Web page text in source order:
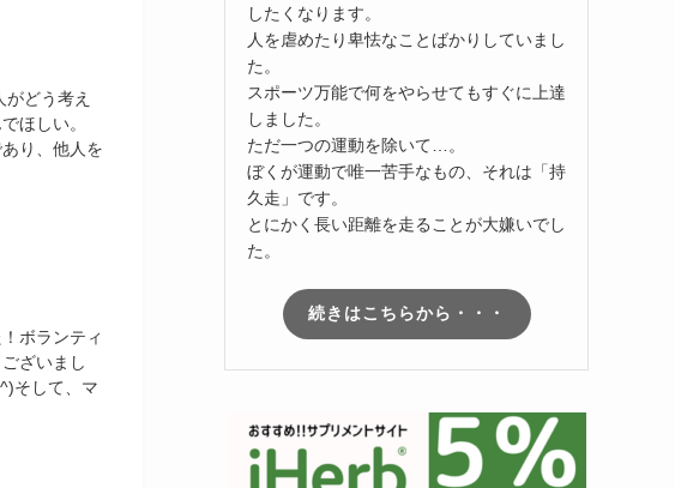
どう考え
ほしい。
り、他人を
ボランティ
ざいまし
そして、マ
したくなります。
人を虐めたり卑怯なことばかりしていまし
た。
スポーツ万能で何をやらせてもすぐに上達
しました。
ただ一つの運動を除いて…。
ぼくが運動で唯一苦手なもの、それは「持
久走」です。
とにかく長い距離を走ることが大嫌いでし
た。
続きはこちらから・・・